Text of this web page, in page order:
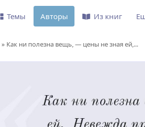
» Как ни полезна вещь, — цены не зная ей,...
Темы Авторы Из книг